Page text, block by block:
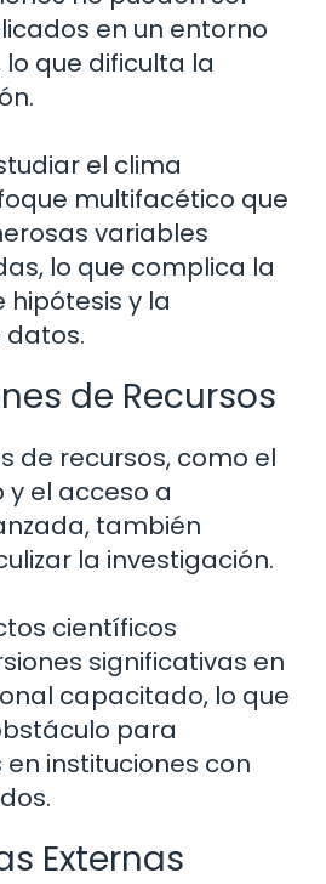
en un entorno
que dificulta la
el clima
multifacético que
variables
lo que complica la
y la
datos.
de Recursos
de recursos, como el
el acceso a
también
la investigación.
científicos
significativas en
capacitado, lo que
para
instituciones con
Externas